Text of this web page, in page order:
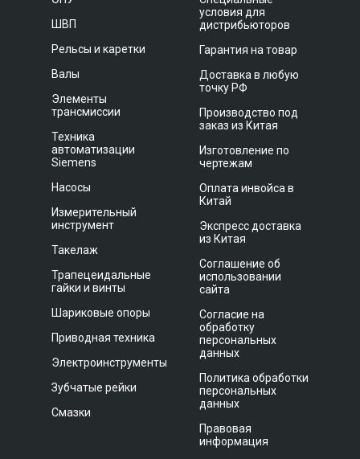
ШВП
Рельсы и каретки
Валы
Элементы
трансмиссии
Техника
автоматизации
Siemens
Насосы
Измерительный
инструмент
Такелаж
Трапецеидальные
гайки и винты
Шариковые опоры
Приводная техника
Электроинструменты
Зубчатые рейки
Смазки
условия для
дистрибьюторов
Гарантия на товар
Доставка в любую
точку РФ
Производство под
заказ из Китая
Изготовление по
чертежам
Оплата инвойса в
Китай
Экспресс доставка
из Китая
Соглашение об
использовании
сайта
Согласие на
обработку
персональных
данных
Политика обработки
персональных
данных
Правовая
информация